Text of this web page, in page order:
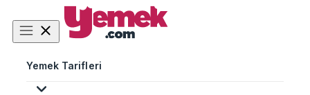
Yemek Tarifleri